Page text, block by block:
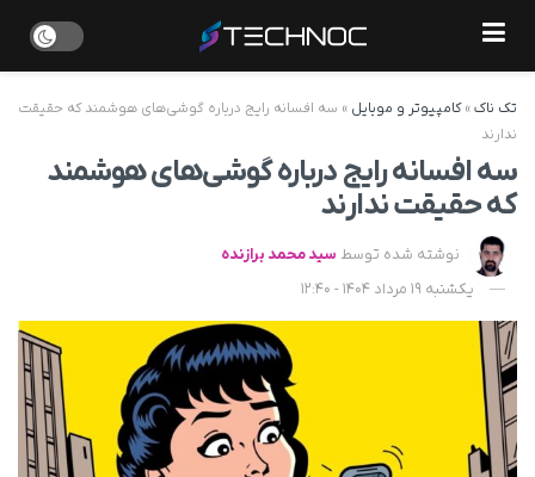
تک ناک»کامپیوتر و موبایل » سه افسانه رایج درباره گوشی‌های هوشمند که حقیقت
ندارند
سه افسانه رایج درباره گوشی‌های هوشمند
که حقیقت ندارند
نوشته شده توسط سید محمد برازنده
یکشنبه 19 مرداد 1404 - 12:40